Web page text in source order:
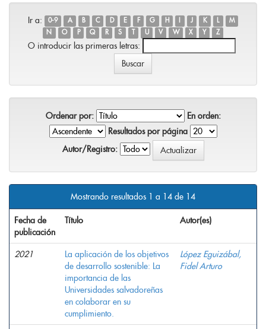
Ir a: 0-9 A B C D E F G H J K L
M
N
O P Q R S U V W X Y Z
O introducir las primeras letras:
Ordenar por:
En orden:
Resultados por página
Autor/Registro:
Mostrando resultados 1 a 14 de 14
Fecha de
publicación
Título Autor(es)
2021
La aplicación de los objetivos
de desarrollo sostenible: La
importancia de las
Universidades salvadoreñas
en colaborar en su
cumplimiento.
López Eguizábal,
Fidel Arturo